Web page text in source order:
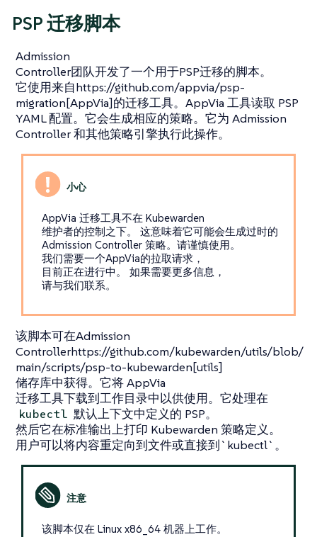
PSP 迁移脚本
Admission
Controller团队开发了一个用于PSP迁移的脚本。
它使用来自https://github.com/appvia/psp-
migration[AppVia]的迁移工具。AppVia 工具读取 PSP
YAML 配置。它会生成相应的策略。它为 Admission
Controller 和其他策略引擎执行此操作。
AppVia 迁移工具不在 Kubewarden
维护者的控制之下。 这意味着它可能会生成过时的
Admission Controller 策略。请谨慎使用。
我们需要一个AppVia的拉取请求，
目前正在进行中。 如果需要更多信息，
请与我们联系。
该脚本可在Admission
Controllerhttps://github.com/kubewarden/utils/blob/
main/scripts/psp-to-kubewarden[utils]
储存库中获得。它将 AppVia
迁移工具下载到工作目录中以供使用。它处理在
kubectl 默认上下文中定义的 PSP。
然后它在标准输出上打印 Kubewarden 策略定义。
用户可以将内容重定向到文件或直接到`kubectl`。
该脚本仅在 Linux x86_64 机器上工作。